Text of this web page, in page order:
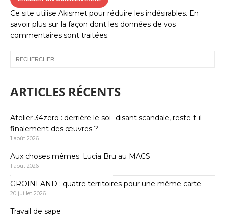
Ce site utilise Akismet pour réduire les indésirables. En
savoir plus sur la façon dont les données de vos
commentaires sont traitées.
ARTICLES RÉCENTS
Atelier 34zero : derrière le soi- disant scandale, reste-t-il
finalement des œuvres ?
1 août 2026
Aux choses mêmes. Lucia Bru au MACS
1 août 2026
GROINLAND : quatre territoires pour une même carte
20 juillet 2026
Travail de sape